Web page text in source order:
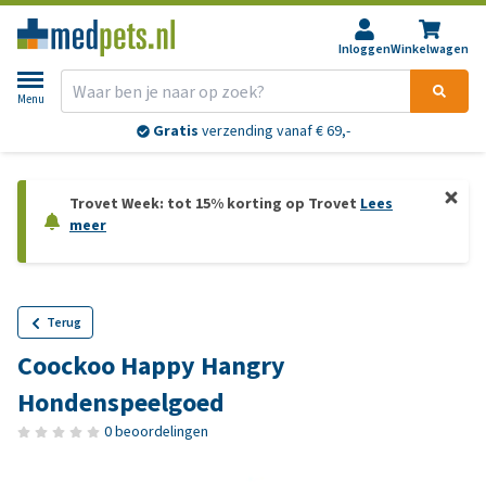
InloggenWinkelwagen
Menu
Gratis verzending vanaf € 69,-
Trovet Week: tot 15% korting op Trovet Lees
meer
Terug
Coockoo Happy Hangry
Hondenspeelgoed
0 beoordelingen